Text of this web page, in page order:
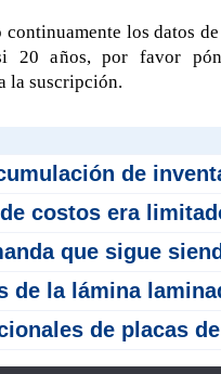
continuamente los datos
20 años, por favor
la suscripción.
mercado de chapa laminada en caliente y bobina en
en caliente y bobina estaba bajo presión (27 - 31 de
de chapas de acero suave era una tendencia más
fluctúan con un sesgo a la baja esta semana (20 - 24 de
se mantuvieron estables durante la semana